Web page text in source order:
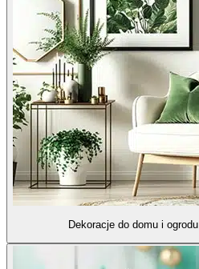
Dekoracje do domu i ogrodu